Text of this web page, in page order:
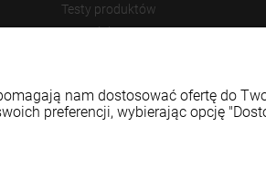
Testy produktów
Nowości
nam dostosować ofertę do
preferencji, wybierając opcję